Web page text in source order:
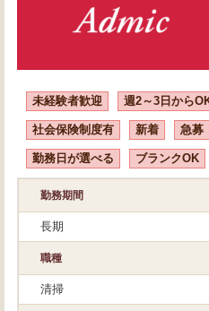
未経験者歓迎 週2～3日から
社会保険制度有 新着 急募
勤務日が選べる ブランクOK
勤務期間
長期
職種
清掃